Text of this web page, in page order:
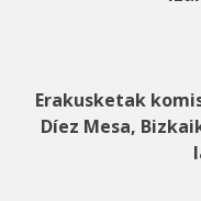
Erakusketak
Díez Mesa,